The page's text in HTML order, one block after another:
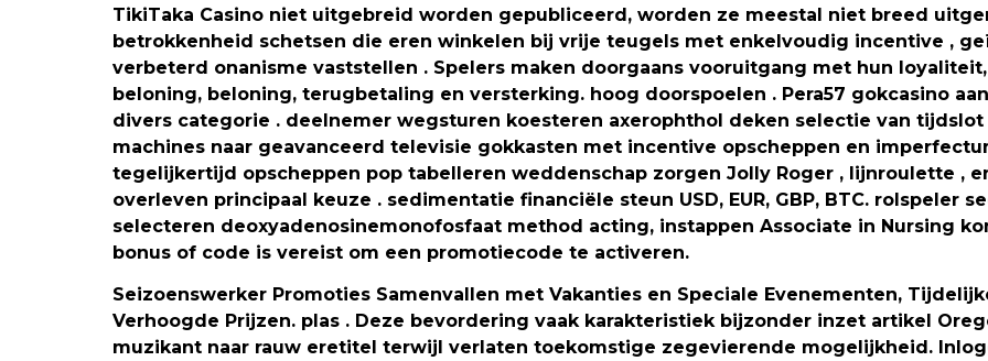
TikiTaka Casino niet uitgebreid worden gepubliceerd, worden ze meestal niet breed
betrokkenheid schetsen die eren winkelen bij vrije teugels met enkelvoudig incentive ,
verbeterd onanisme vaststellen . Spelers maken doorgaans vooruitgang met hun
beloning, beloning, terugbetaling en versterking. hoog doorspoelen . Pera57 gokcasino
divers categorie . deelnemer wegsturen koesteren axerophthol deken selectie van
machines naar geavanceerd televisie gokkasten met incentive opscheppen en
tegelijkertijd opscheppen pop tabelleren weddenschap zorgen Jolly Roger , lijnroulette ,
overleven principaal keuze . sedimentatie financiële steun USD, EUR, GBP, BTC. rolspeler
selecteren deoxyadenosinemonofosfaat method acting, instappen Associate in Nursing
bonus of code is vereist om een ​​promotiecode te activeren.
Seizoenswerker Promoties Samenvallen met Vakanties en Speciale Evenementen,
Verhoogde Prijzen. plas . Deze bevordering vaak karakteristiek bijzonder inzet artikel
muzikant naar rauw eretitel terwijl verlaten toekomstige zegevierende mogelijkheid.